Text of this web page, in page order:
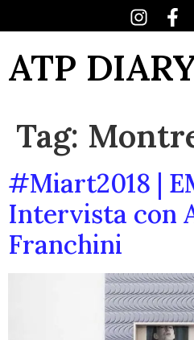
ATP
Tag:
#Miart2018 |
Intervista con
Franchini